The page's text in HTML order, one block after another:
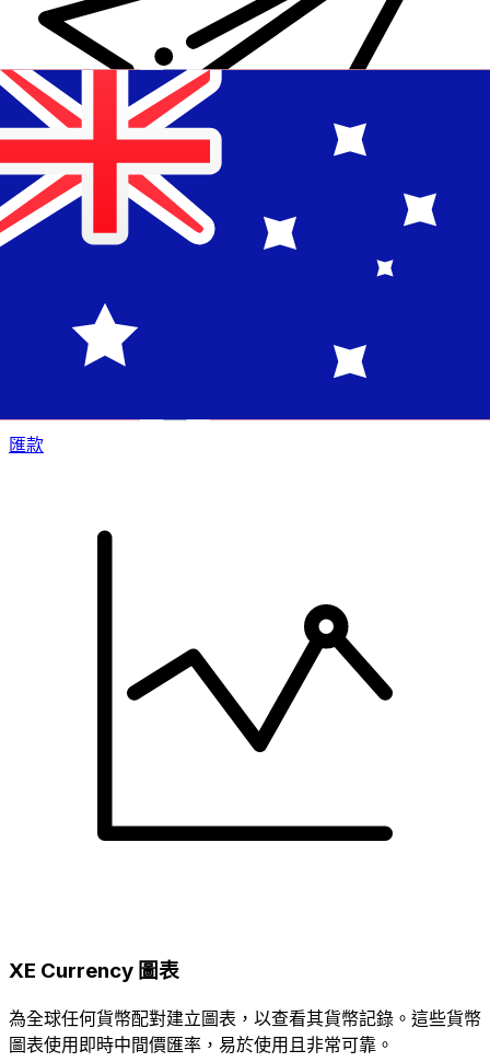
XE 國際匯款
快捷安全地上網匯款。即時追蹤和通知外加靈活的遞送和付款
匯款
XE Currency 圖表
為全球任何貨幣配對建立圖表，以查看其貨幣記錄。這些貨幣
圖表使用即時中間價匯率，易於使用且非常可靠。